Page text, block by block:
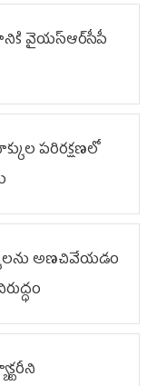
వైయ‌స్ఆర్‌సీపీ
పరిరక్షణలో
అణచివేయడం